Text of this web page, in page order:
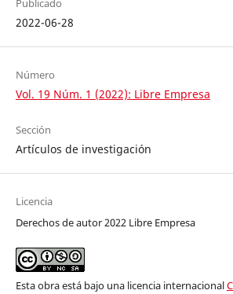
Publicado
2022-06-28
Número
Vol. 19 Núm. 1 (2022): Libre Empresa
Sección
Artículos de investigación
Licencia
Derechos de autor 2022 Libre Empresa
Esta obra está bajo una licencia internacional